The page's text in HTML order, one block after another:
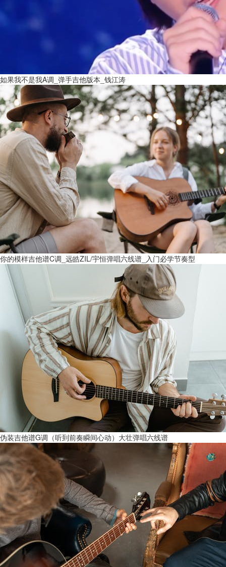
如果我不是我A调_弹手吉他版本_钱江涛
你的模样吉他谱C调_远皓ZIL/宇恒弹唱六线谱_入门必学节奏型
伪装吉他谱G调（听到前奏瞬间心动）大壮弹唱六线谱